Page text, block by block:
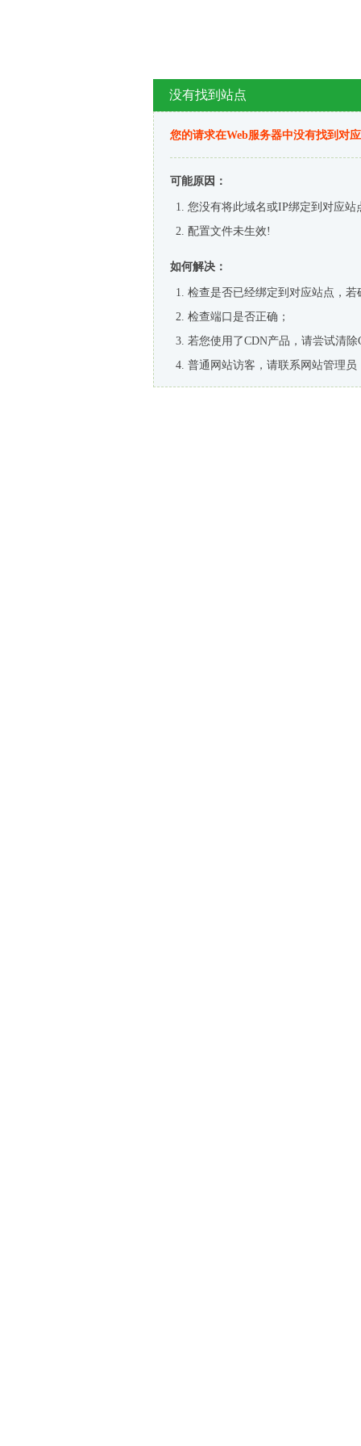
没有找到站点
您的请求在Web服务器中没有找到对
可能原因：
您没有将此域名或IP绑定到对应站
配置文件未生效!
如何解决：
检查是否已经绑定到对应站点，
检查端口是否正确；
若您使用了CDN产品，请尝试清除
普通网站访客，请联系网站管理员